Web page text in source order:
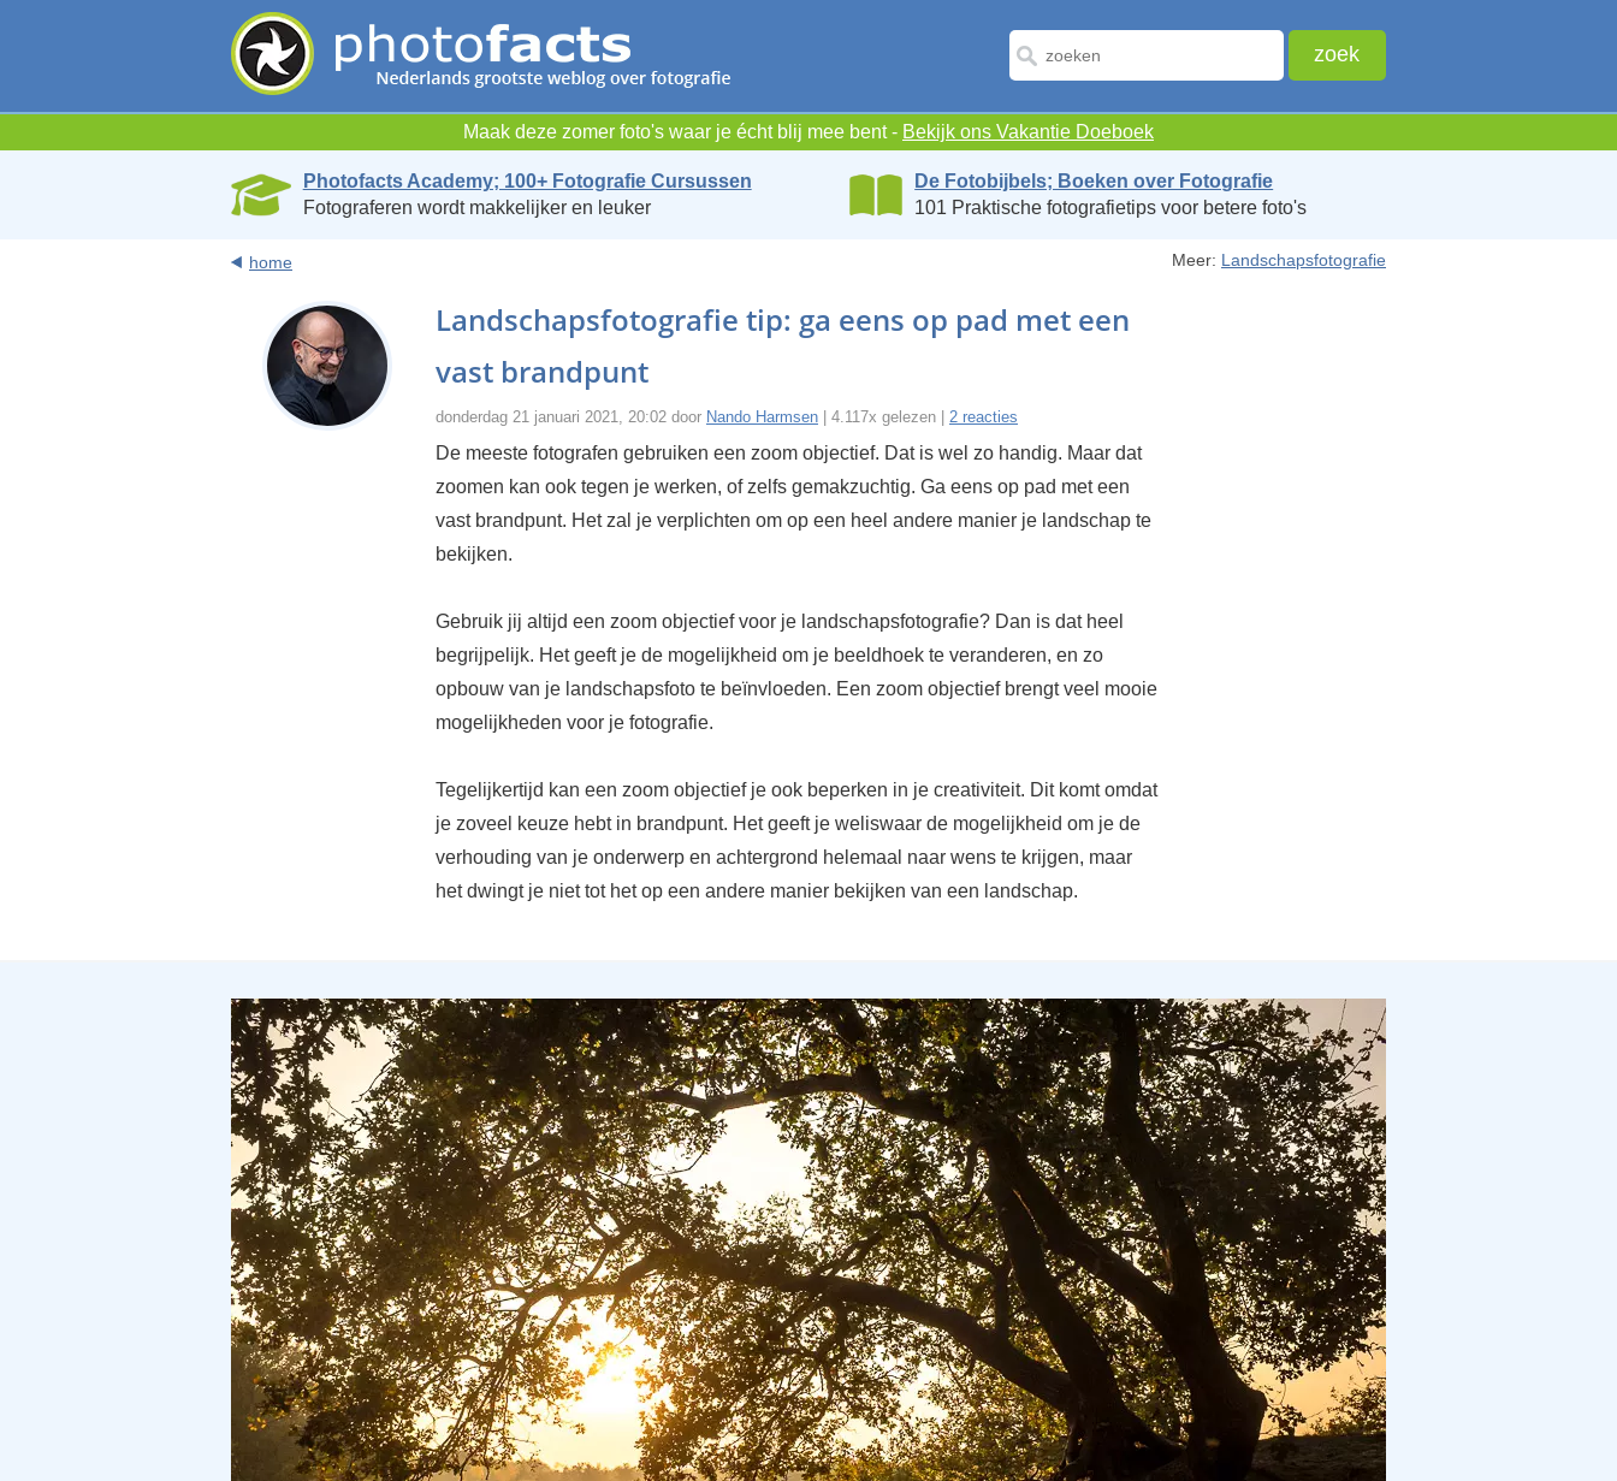
Maak deze zomer foto's waar je écht blij mee bent - Bekijk ons Vakantie Doeboek
Photofacts Academy; 100+ Fotografie Cursussen
Fotograferen wordt makkelijker en leuker
De Fotobijbels; Boeken over Fotografie
101 Praktische fotografietips voor betere foto's
home Meer: Landschapsfotografie
Landschapsfotografie tip: ga eens op pad met een
vast brandpunt
donderdag 21 januari 2021, 20:02 door Nando Harmsen | 4.117x gelezen | 2 reacties
De meeste fotografen gebruiken een zoom objectief. Dat is wel zo handig. Maar dat
zoomen kan ook tegen je werken, of zelfs gemakzuchtig. Ga eens op pad met een
vast brandpunt. Het zal je verplichten om op een heel andere manier je landschap te
bekijken.
Gebruik jij altijd een zoom objectief voor je landschapsfotografie? Dan is dat heel
begrijpelijk. Het geeft je de mogelijkheid om je beeldhoek te veranderen, en zo
opbouw van je landschapsfoto te beïnvloeden. Een zoom objectief brengt veel mooie
mogelijkheden voor je fotografie.
Tegelijkertijd kan een zoom objectief je ook beperken in je creativiteit. Dit komt omdat
je zoveel keuze hebt in brandpunt. Het geeft je weliswaar de mogelijkheid om je de
verhouding van je onderwerp en achtergrond helemaal naar wens te krijgen, maar
het dwingt je niet tot het op een andere manier bekijken van een landschap.